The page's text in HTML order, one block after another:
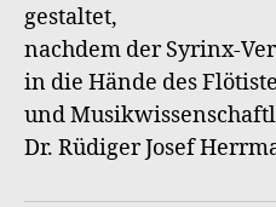
gestaltet,
nachdem der Syrinx-
in die Hände des
und
Dr. Rüdiger Josef